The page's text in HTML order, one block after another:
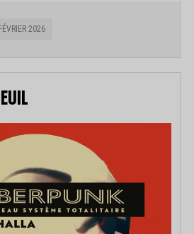
FÉVRIER 2026